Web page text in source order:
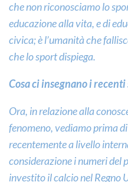
che non riconosciamo lo
educazione alla vita, e di
civica; è l’umanità che
che lo sport dispiega.
Cosa ci insegnano i
Ora, in relazione alla
fenomeno, vediamo prima
recentemente a livello
considerazione i numeri del
investito il calcio nel Regno